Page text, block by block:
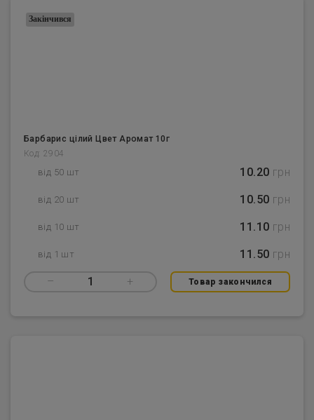
Барбарис цілий Цвет Аромат 10г
Код: 2904
від 50 шт 10.20 грн
від 20 шт 10.50 грн
від 10 шт 11.10 грн
від 1 шт 11.50 грн
– 1 + Товар закончился
Закінчився